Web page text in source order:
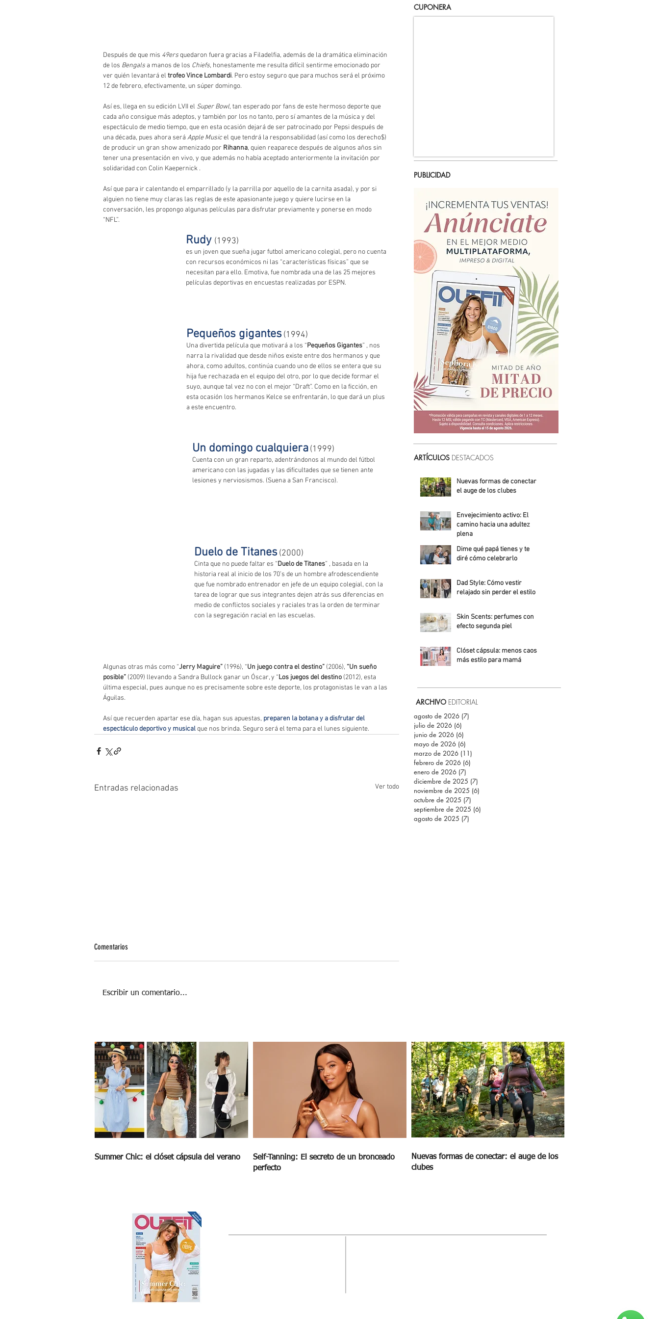
Después de que mis 49ers quedaron fuera gracias a Filadelfia, además de la dramática eliminación
de los Bengals a manos de los Chiefs, honestamente me resulta difícil sentirme emocionado por
ver quién levantará el trofeo Vince Lombardi. Pero estoy seguro que para muchos será el próximo
12 de febrero, efectivamente, un súper domingo.
Así es, llega en su edición LVII el Super Bowl, tan esperado por fans de este hermoso deporte que
cada año consigue más adeptos, y también por los no tanto, pero sí amantes de la música y del
espectáculo de medio tiempo, que en esta ocasión dejará de ser patrocinado por Pepsi después de
una década, pues ahora será Apple Music el que tendrá la responsabilidad (así como los derecho$)
de producir un gran show amenizado por Rihanna, quien reaparece después de algunos años sin
tener una presentación en vivo, y que además no había aceptado anteriormente la invitación por
solidaridad con Colin Kaepernick .
Así que para ir calentando el emparrillado (y la parrilla por aquello de la carnita asada), y por si
alguien no tiene muy claras las reglas de este apasionante juego y quiere lucirse en la
conversación, les propongo algunas películas para disfrutar previamente y ponerse en modo
“NFL”.
Rudy (1993)
es un joven que sueña jugar futbol americano colegial, pero no cuenta
con recursos económicos ni las “características físicas” que se
necesitan para ello. Emotiva, fue nombrada una de las 25 mejores
películas deportivas en encuestas realizadas por ESPN.
Pequeños gigantes(1994)
Una divertida película que motivará a los “Pequeños Gigantes” , nos
narra la rivalidad que desde niños existe entre dos hermanos y que
ahora, como adultos, continúa cuando uno de ellos se entera que su
hija fue rechazada en el equipo del otro, por lo que decide formar el
suyo, aunque tal vez no con el mejor “Draft”. Como en la ficción, en
esta ocasión los hermanos Kelce se enfrentarán, lo que dará un plus
a este encuentro.
Un domingo cualquiera(1999)
Cuenta con un gran reparto, adentrándonos al mundo del fútbol
americano con las jugadas y las dificultades que se tienen ante
lesiones y nerviosismos. (Suena a San Francisco).
Duelo de Titanes(2000)
Cinta que no puede faltar es “Duelo de Titanes” , basada en la
historia real al inicio de los 70’s de un hombre afrodescendiente
que fue nombrado entrenador en jefe de un equipo colegial, con la
tarea de lograr que sus integrantes dejen atrás sus diferencias en
medio de conflictos sociales y raciales tras la orden de terminar
con la segregación racial en las escuelas.
Algunas otras más como “Jerry Maguire” (1996), “Un juego contra el destino” (2006), “Un sueño
posible” (2009) llevando a Sandra Bullock ganar un Óscar, y “Los juegos del destino (2012), esta
última especial, pues aunque no es precisamente sobre este deporte, los protagonistas le van a las
Águilas.
Así que recuerden apartar ese día, hagan sus apuestas, preparen la botana y a disfrutar del
espectáculo deportivo y musical que nos brinda. Seguro será el tema para el lunes siguiente.
Entradas relacionadas Ver todo
Comentarios
Escribir un comentario...
CUPONERA
PUBLICIDAD
ARTÍCULOS DESTACADOS
Nuevas formas de conectar:
el auge de los clubes
Envejecimiento activo: El
camino hacia una adultez
plena
Alejandra Roldán
Dime qué papá tienes y te
diré cómo celebrarlo
Dad Style: Cómo vestir
relajado sin perder el estilo
Skin Scents: perfumes con
efecto segunda piel
Clóset cápsula: menos caos,
más estilo para mamá
ARCHIVO EDITORIAL
agosto de 2026 (7)
julio de 2026 (6)
junio de 2026 (6)
mayo de 2026 (6)
marzo de 2026 (11)
febrero de 2026 (6)
enero de 2026 (7)
diciembre de 2025 (7)
noviembre de 2025 (6)
octubre de 2025 (7)
septiembre de 2025 (6)
agosto de 2025 (7)
Summer Chic: el clóset cápsula del verano
Self-Tanning: El secreto de un bronceado
perfecto
Nuevas formas de conectar: el auge de los
clubes